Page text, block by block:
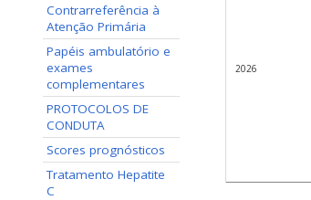
Contrarreferência à
Atenção Primária
Papéis ambulatório e
exames
complementares
PROTOCOLOS DE
CONDUTA
Scores prognósticos
Tratamento Hepatite
C
2026